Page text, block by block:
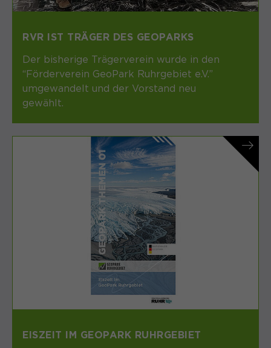
RVR IST TRÄGER DES GEOPARKS
Der bisherige Trägerverein wurde in den
“Förderverein GeoPark Ruhrgebiet e.V.”
umgewandelt und der Vorstand neu
gewählt.
EISZEIT IM GEOPARK RUHRGEBIET